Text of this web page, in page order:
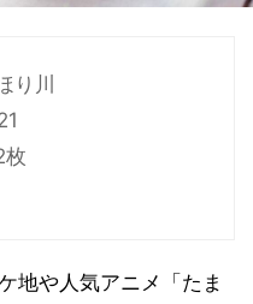
り川
枚
地や人気アニメ「たま